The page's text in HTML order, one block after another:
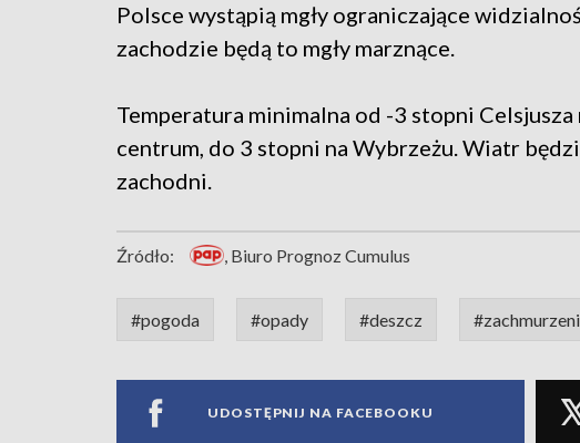
Polsce wystąpią mgły ograniczające
zachodzie będą to mgły marznące.
Temperatura minimalna od -3 stopni
centrum, do 3 stopni na Wybrzeżu. Wiatr
zachodni.
Źródło: , Biuro Prognoz Cumulus
#pogoda #opady #deszcz
UDOSTĘPNIJ NA FACEBOOKU